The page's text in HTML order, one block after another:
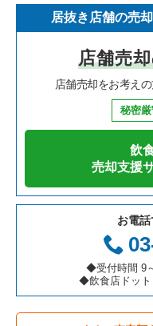
寿司の居抜き売却物件の
焼肉の居抜き売却物件の
鉄板焼き・お好み焼の居
カフェの居抜き売却物件
テイクアウトの居抜き売
お弁当・惣菜・デリの居
カラオケ・パブ・スナッ
バーの居抜き売却物件の
神奈川県の飲食店の居抜
大阪府の飲食店の居抜き
兵庫県の飲食店の居抜き
愛知県の飲食店の居抜き
岐阜県の飲食店の居抜き
三重県の飲食店の居抜き
京都市下京区の飲食店の
京都市上京区の飲食店の
京都市東山区の飲食店の
京都市西京区の飲食店の
京都市伏見区の飲食店の
京都市北区の飲食店の居
京都市山科区の飲食店の
京都市南区の飲食店の居
京都府のイタリア料理の
京都府の中華の居抜き売
京都府の寿司の居抜き売
京都府の鉄板焼き・お好
京都府のアジア料理の居
京都府のカフェの居抜き
京都府のテイクアウトの
京都府のお弁当・惣菜・
京都市中京区のフランス
京都市中京区のイタリア
京都市中京区の中華の居
京都市中京区の鉄板焼き
京都市中京区のテイクア
京都市中京区のカラオケ
案件一覧
居抜き店舗の売
店舗売却
店舗売却をお考え
秘密
飲
売却支援
お電
◆受付時間 9
◆飲食店ドット